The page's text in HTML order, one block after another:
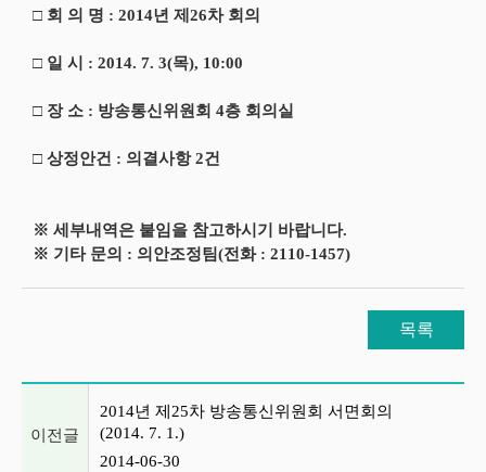
□ 회 의 명 : 2014년 제26차 회의
□ 일 시 : 2014. 7. 3(목), 10:00
□ 장 소 : 방송통신위원회 4층 회의실
□ 상정안건 : 의결사항 2건
※ 세부내역은 붙임을 참고하시기 바랍니다.
※ 기타 문의 : 의안조정팀(전화 : 2110-1457)
목록
이전글
2014년 제25차 방송통신위원회 서면회의
(2014. 7. 1.)
2014-06-30